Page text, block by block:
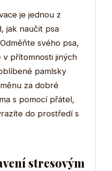
je jednou z
jak naučit psa
svého psa,
v přítomnosti jiných
pamlsky
za dobré
s pomocí přátel,
do prostředí s
stresovým